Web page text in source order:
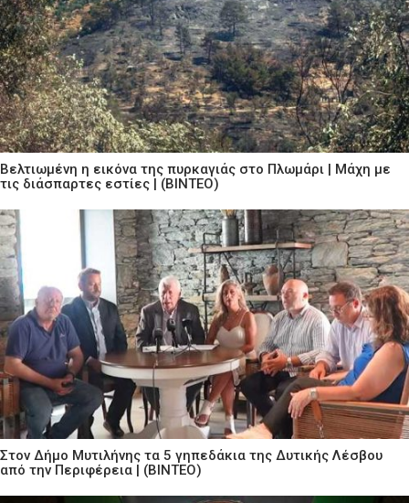
Βελτιωμένη η εικόνα της πυρκαγιάς στο Πλωμάρι | Μάχη με
τις διάσπαρτες εστίες | (ΒΙΝΤΕΟ)
Στον Δήμο Μυτιλήνης τα 5 γηπεδάκια της Δυτικής Λέσβου
από την Περιφέρεια | (ΒΙΝΤΕΟ)